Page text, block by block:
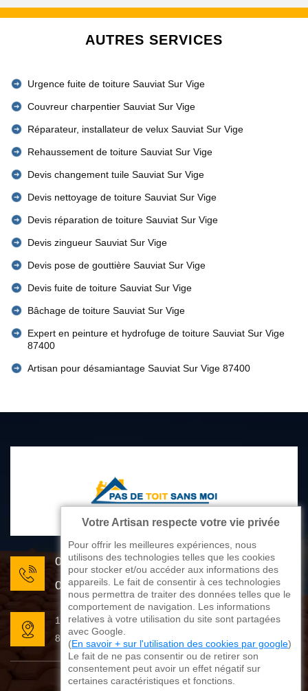
AUTRES SERVICES
Urgence fuite de toiture Sauviat Sur Vige
Couvreur charpentier Sauviat Sur Vige
Réparateur, installateur de velux Sauviat Sur Vige
Rehaussement de toiture Sauviat Sur Vige
Devis changement tuile Sauviat Sur Vige
Devis nettoyage de toiture Sauviat Sur Vige
Devis réparation de toiture Sauviat Sur Vige
Devis zingueur Sauviat Sur Vige
Devis pose de gouttière Sauviat Sur Vige
Devis fuite de toiture Sauviat Sur Vige
Bâchage de toiture Sauviat Sur Vige
Expert en peinture et hydrofuge de toiture Sauviat Sur Vige
87400
Artisan pour désamiantage Sauviat Sur Vige 87400
05 33 06 22 81
07 80 33 28 62
176 avenue de Limoges
87270 Couzeix
Votre Artisan respecte votre vie privée
Pour offrir les meilleures expériences, nous
utilisons des technologies telles que les cookies
pour stocker et/ou accéder aux informations des
appareils. Le fait de consentir à ces technologies
nous permettra de traiter des données telles que le
comportement de navigation. Les informations
relatives à votre utilisation du site sont partagées
avec Google.
(En savoir + sur l'utilisation des cookies par google)
Le fait de ne pas consentir ou de retirer son
consentement peut avoir un effet négatif sur
certaines caractéristiques et fonctions.